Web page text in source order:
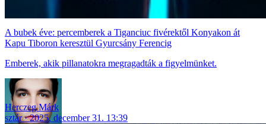
A bubek éve: percemberek a Tiganciuc fivérektől Konyakon át
Kapu Tiboron keresztül Gyurcsány Ferencig
Emberek, akik pillanatokra megragadták a figyelmünket.
Herczeg Márk
sztár
2025. december 31. 13:39